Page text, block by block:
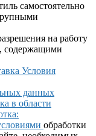
самостоятельно
на работу
содержащими
Условия
данных
в области
обработки